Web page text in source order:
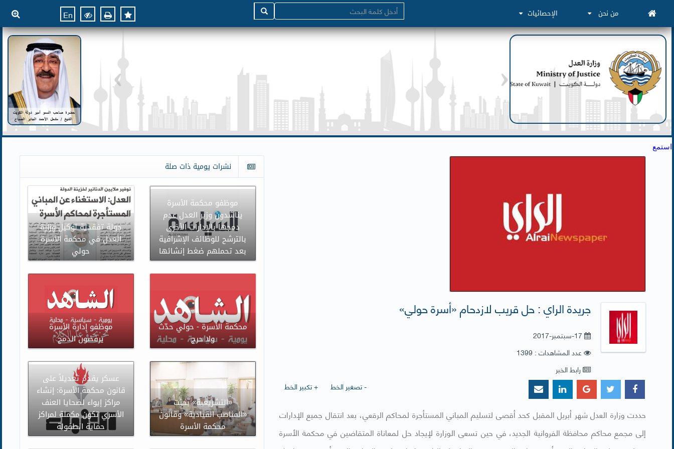
من نحن الإحصائيات En
استمع
جريدة الراي : حل قريب لازدحام «أسرة حولي»
17-سبتمبر-2017
عدد المشاهدات : 1399
رابط الخبر
+ تكبير الخط
- تصغير الخط
حددت وزارة العدل شهر أبريل المقبل كحد أقصى لتسليم المباني المستأجرة لمحاكم الرقعي، بعد انتقال جميع الإدارات
إلى مجمع محاكم محافظة الفروانية الجديد، في حين تسعى الوزارة لإيجاد حل لمعاناة المتقاضين في محكمة الأسرة
نشرات يومية ذات صلة
جولة تفقدية لوكيل وزارة
العدل في محكمة الأسرة
حولي
موظفو محكمة الأسرة
يناشدون وزير العدل عدم
دمجها بالإدارات الأخرى
بالترشح للوظائف الإشرافية
بعد تحملهم ضغط إنشائها
موظفو إدارة الأسرة
يرفضون الدمج
محكمة الأسرة - حولي حدّث
ولا حرج
عسكر يقدم تعديلاً على
قانون محكمة الأسرة: إنشاء
مراكز إيواء لضحايا العنف
الأسري تكون مكملة لمراكز
حماية الطفولة
«التشريعية» بحثت
«المناصب القيادية» وقانون
محكمة الأسرة